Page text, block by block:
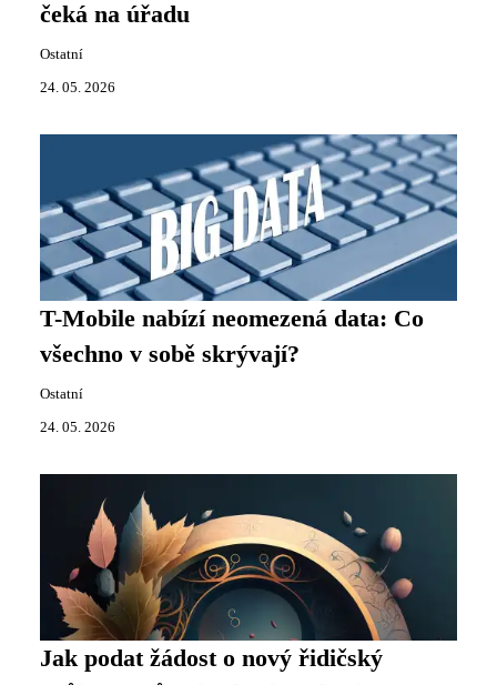
čeká na úřadu
Ostatní
24. 05. 2026
T-Mobile nabízí neomezená data: Co
všechno v sobě skrývají?
Ostatní
24. 05. 2026
Jak podat žádost o nový řidičský